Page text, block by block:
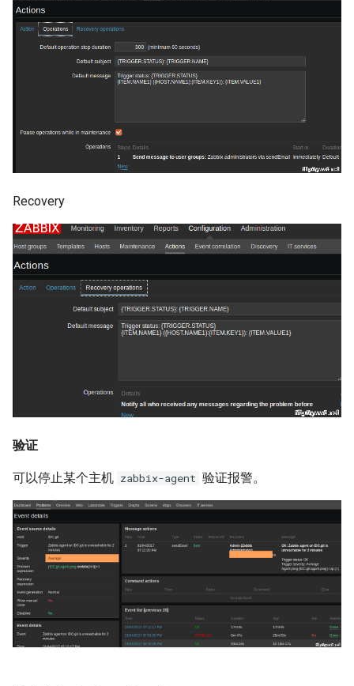
Recovery
验证
可以停止某个主机 zabbix-agent 验证报警。